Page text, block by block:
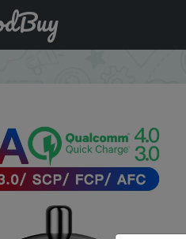
устройство Baseus Quick